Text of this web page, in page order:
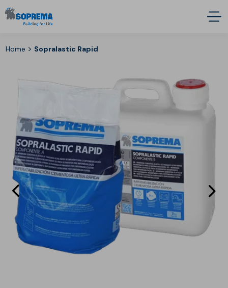
Home > Sopralastic Rapid
Eléments
précédent